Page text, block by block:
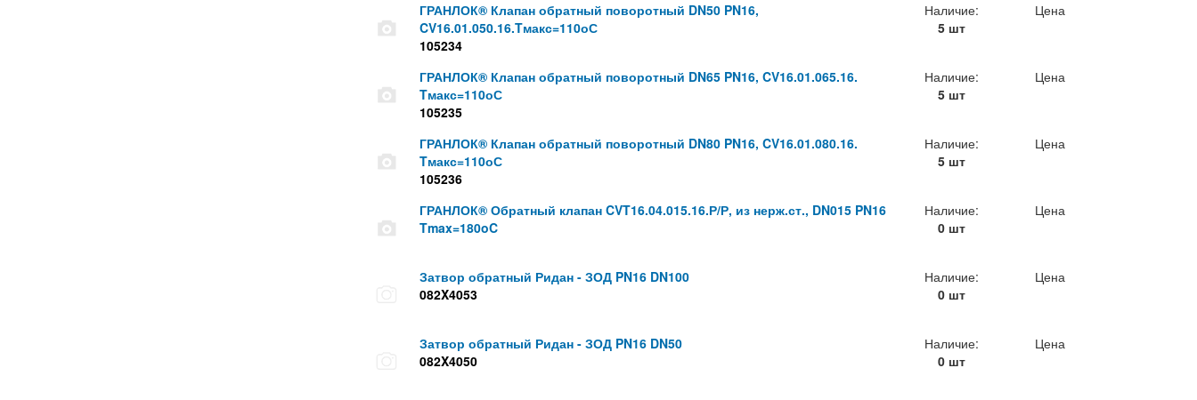
ГРАНЛОК® Клапан обратный поворотный DN50 PN16,
CV16.01.050.16.Tмакс=110оС
105234
Наличие:
5 шт
Цена
ГРАНЛОК® Клапан обратный поворотный DN65 PN16, CV16.01.065.16.
Tмакс=110оС
105235
Наличие:
5 шт
Цена
ГРАНЛОК® Клапан обратный поворотный DN80 PN16, CV16.01.080.16.
Tмакс=110оС
105236
Наличие:
5 шт
Цена
ГРАНЛОК® Обратный клапан CVT16.04.015.16.Р/Р, из нерж.ст., DN015 PN16
Tmax=180oC
Наличие:
0 шт
Цена
Затвор обратный Ридан - ЗОД PN16 DN100
082X4053
Наличие:
0 шт
Цена
Затвор обратный Ридан - ЗОД PN16 DN50
082X4050
Наличие:
0 шт
Цена